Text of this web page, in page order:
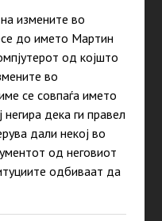
измените во
до името Мартин
од којшто
во
се совпаѓа името
дека ги правел
дали некој во
од неговиот
одбиваат да